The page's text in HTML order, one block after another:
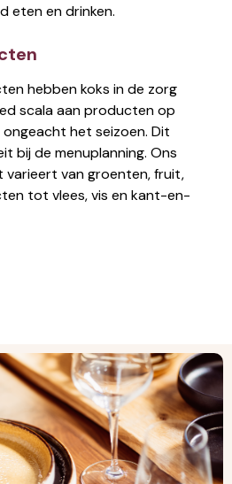
eten en drinken.
hebben koks in de zorg
scala aan producten op
het seizoen. Dit
bij de menuplanning. Ons
varieert van groenten, fruit,
tot vlees, vis en kant-en-